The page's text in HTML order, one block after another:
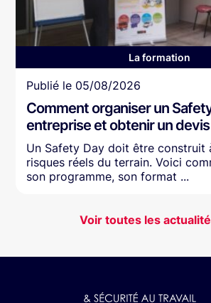
La formation
Article
Publié le 05/08/2026
Comment organiser un
entreprise et obtenir un
Un Safety Day doit être construit
risques réels du terrain. Voici
son programme, son format ...
Voir toutes les